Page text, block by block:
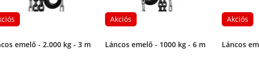
emelő - 2.000 kg - 3 m
Akciós
Láncos emelő - 1000 kg - 6 m
Akciós
Láncos